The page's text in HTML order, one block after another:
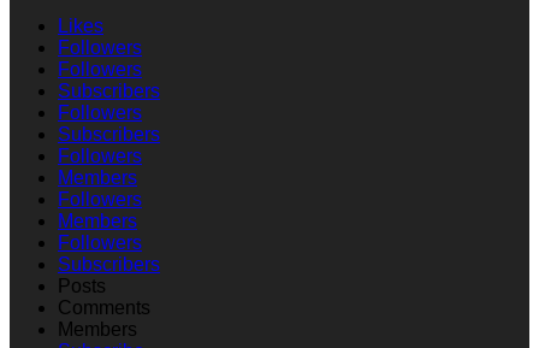
Likes
Followers
Followers
Subscribers
Followers
Subscribers
Followers
Members
Followers
Members
Followers
Subscribers
Posts
Comments
Members